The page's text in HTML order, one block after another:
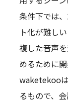
条件下では
ト化が難し
複した音声
めるために
waketekoo
るもので、